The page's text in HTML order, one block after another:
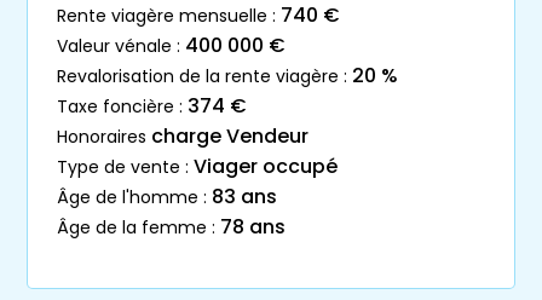
rente viagère mensuelle : 740 €
valeur vénale : 400 000 €
revalorisation de la rente viagère : 20 %
taxe foncière : 374 €
honoraires charge Vendeur
type de vente : Viager occupé
âge de l'homme : 83 ans
âge de la femme : 78 ans